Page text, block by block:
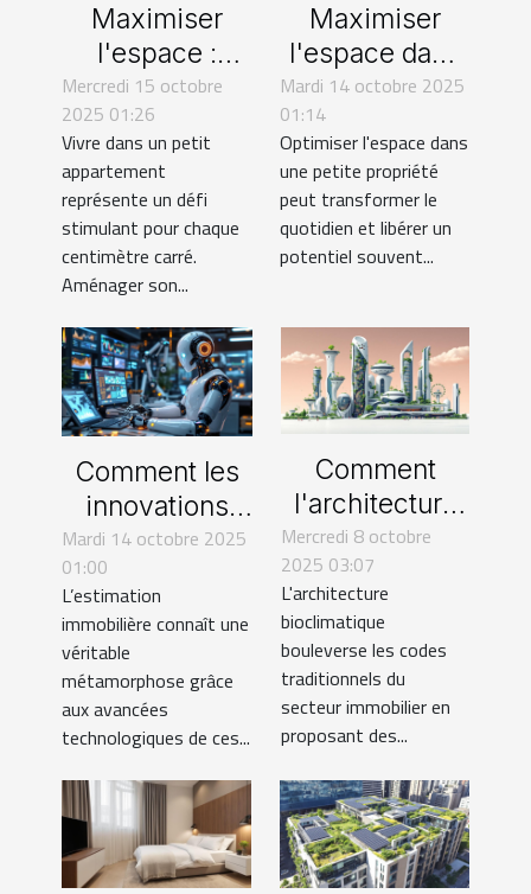
Maximiser
l'espace :
astuces pour
petits
appartements
Mercredi 15 octobre
2025 01:26
Vivre dans un petit
appartement
représente un défi
stimulant pour chaque
centimètre carré.
Aménager son...
Maximiser
l'espace dans
des petites
propriétés :
techniques et
astuces
Mardi 14 octobre 2025
01:14
Optimiser l'espace dans
une petite propriété
peut transformer le
quotidien et libérer un
potentiel souvent...
Comment les
innovations
technologiques
révolutionnent-
elles
l'estimation
immobilière ?
Mardi 14 octobre 2025
01:00
L’estimation
immobilière connaît une
véritable
métamorphose grâce
aux avancées
technologiques de ces...
Comment
l'architecture
bioclimatique
révolutionne le
secteur
immobilier ?
Mercredi 8 octobre
2025 03:07
L'architecture
bioclimatique
bouleverse les codes
traditionnels du
secteur immobilier en
proposant des...